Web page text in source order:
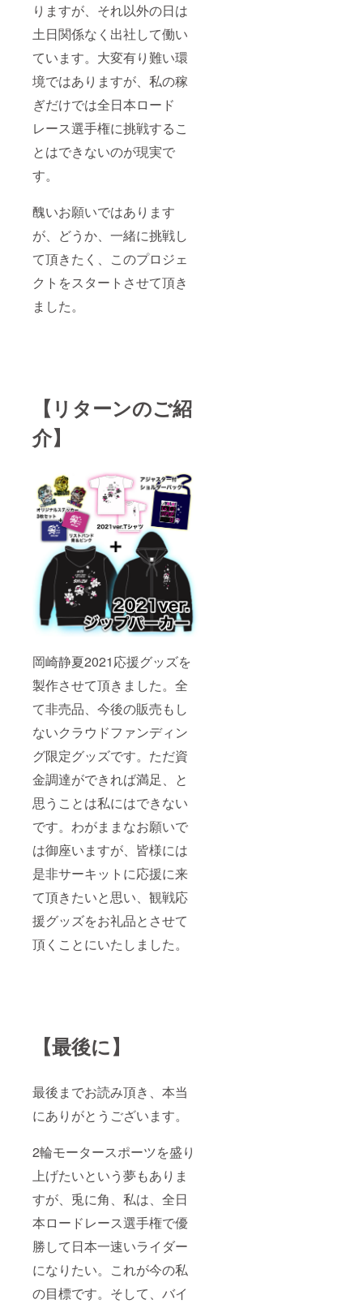
りますが、それ以外の日は
土日関係なく出社して働い
ています。大変有り難い環
境ではありますが、私の稼
ぎだけでは全日本ロード
レース選手権に挑戦するこ
とはできないのが現実で
す。
醜いお願いではあります
が、どうか、一緒に挑戦し
て頂きたく、このプロジェ
クトをスタートさせて頂き
ました。
【リターンのご紹
介】
岡崎静夏2021応援グッズを
製作させて頂きました。全
て非売品、今後の販売もし
ないクラウドファンディン
グ限定グッズです。ただ資
金調達ができれば満足、と
思うことは私にはできない
です。わがままなお願いで
は御座いますが、皆様には
是非サーキットに応援に来
て頂きたいと思い、観戦応
援グッズをお礼品とさせて
頂くことにいたしました。
【最後に】
最後までお読み頂き、本当
にありがとうございます。
2輪モータースポーツを盛り
上げたいという夢もありま
すが、兎に角、私は、全日
本ロードレース選手権で優
勝して日本一速いライダー
になりたい。これが今の私
の目標です。そして、バイ